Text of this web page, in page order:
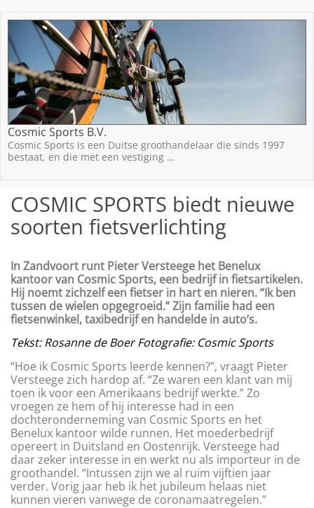
COSMIC SPORTS biedt nieuwe
soorten fietsverlichting
In Zandvoort runt Pieter Versteege het Benelux
kantoor van Cosmic Sports, een bedrijf in fietsartikelen.
Hij noemtzichzelf een fietser in hart en nieren. “Ik ben
tussen de wielen opgegroeid.” Zijn familie had een
fietsenwinkel,taxibedrijf en handelde in auto’s.
Tekst: Rosanne de Boer Fotografie: Cosmic Sports
“Hoe ik Cosmic Sports leerde kennen?”, vraagt Pieter
Versteege zich hardop af. “Ze waren een klant van mij
toen ik voor een Amerikaans bedrijf werkte.” Zo
vroegen ze hem of hij interesse had in een
dochteronderneming van Cosmic Sports en het
Benelux kantoor wilde runnen. Het moederbedrijf
opereert in Duitsland en Oostenrijk. Versteege had
daar zeker interesse in en werkt nu als importeur in de
groothandel. “Intussen zijn we al ruim vijftien jaar
verder. Vorig jaar heb ik het jubileum helaas niet
kunnen vieren vanwege de coronamaatregelen.”
Cosmic Sports B.V.
Cosmic Sports is een Duitse groothandelaar die sinds 1997
bestaat, en die met een vestiging …